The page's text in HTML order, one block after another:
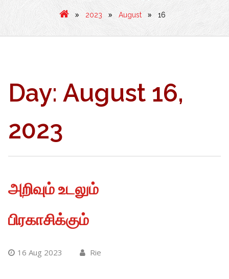
» 2023 » August » 16
Day: August 16,
2023
அறிவும் உடலும்
பிரகாசிக்கும்
16 Aug 2023 Rie